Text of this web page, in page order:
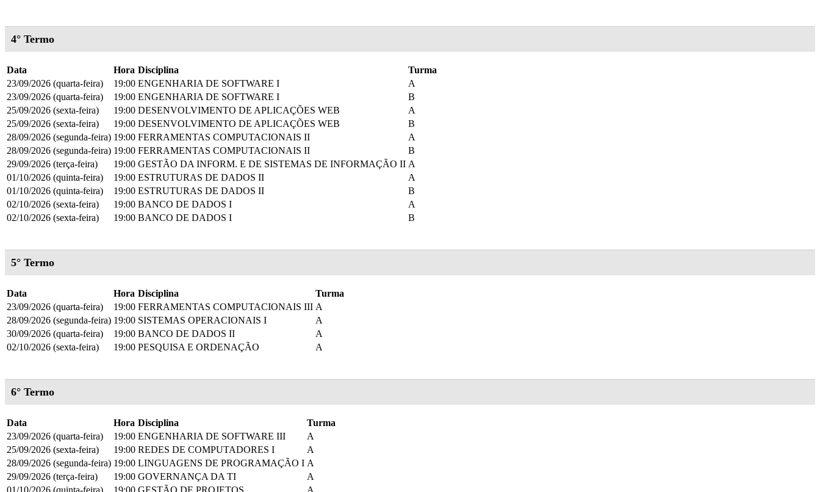
4° Termo
Data Hora Disciplina
Turma
23/09/2026 (quarta-feira)
19:00 ENGENHARIA DE SOFTWARE I
A
23/09/2026 (quarta-feira)
19:00 ENGENHARIA DE SOFTWARE I
B
25/09/2026 (sexta-feira)
19:00 DESENVOLVIMENTO DE APLICAÇÕES WEB
A
25/09/2026 (sexta-feira)
19:00 DESENVOLVIMENTO DE APLICAÇÕES WEB
B
28/09/2026 (segunda-feira) 19:00 FERRAMENTAS COMPUTACIONAIS II
A
28/09/2026 (segunda-feira) 19:00 FERRAMENTAS COMPUTACIONAIS II
B
29/09/2026 (terça-feira)
19:00 GESTÃO DA INFORM. E DE SISTEMAS DE INFORMAÇÃO II A
01/10/2026 (quinta-feira)
19:00 ESTRUTURAS DE DADOS II
A
01/10/2026 (quinta-feira)
19:00 ESTRUTURAS DE DADOS II
B
02/10/2026 (sexta-feira)
19:00 BANCO DE DADOS I
A
02/10/2026 (sexta-feira)
19:00 BANCO DE DADOS I B
5° Termo
Data Hora Disciplina
Turma
23/09/2026 (quarta-feira)
19:00 FERRAMENTAS COMPUTACIONAIS III A
28/09/2026 (segunda-feira) 19:00 SISTEMAS OPERACIONAIS I
A
30/09/2026 (quarta-feira)
19:00 BANCO DE DADOS II
A
02/10/2026 (sexta-feira)
19:00 PESQUISA E ORDENAÇÃO A
6° Termo
Data Hora Disciplina
Turma
23/09/2026 (quarta-feira)
19:00 ENGENHARIA DE SOFTWARE III
A
25/09/2026 (sexta-feira)
19:00 REDES DE COMPUTADORES I
A
28/09/2026 (segunda-feira) 19:00 LINGUAGENS DE PROGRAMAÇÃO I A
29/09/2026 (terça-feira)
19:00 GOVERNANÇA DA TI
A
01/10/2026 (quinta-feira)
19:00 GESTÃO DE PROJETOS
A